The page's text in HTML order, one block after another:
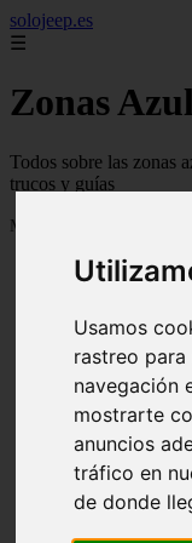
Usamos
rastreo
navegación
mostrarte
anuncios
tráfico en
de donde
solojeep.es
☰
Zonas
Todos sobre las zonas
trucos y guías
Mostrando 1609 - 1632 de
▷ Zona Azul